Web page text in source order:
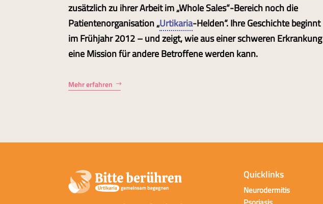
zusätzlich zu ihrer Arbeit im „Whole Sales“-Bereich noch die
Patientenorganisation „Urtikaria-Helden“. Ihre Geschichte beginnt
im Frühjahr 2012 – und zeigt, wie aus einer schweren Erkrankung
eine Mission für andere Betroffene werden kann.
Mehr erfahren
Quicklinks
Neurodermitis